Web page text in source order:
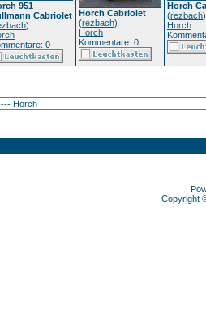
951
Cabriolet
)
0
Horch Cabriolet
(rezbach)
Horch
Kommentare: 0
Horch
(rezbach)
Horch
Copyright